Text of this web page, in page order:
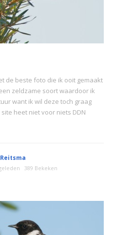
de beste foto die ik ooit gemaakt
zeldzame soort waardoor ik
want ik wil deze toch graag
heet niet voor niets DDN
389 Bekeken